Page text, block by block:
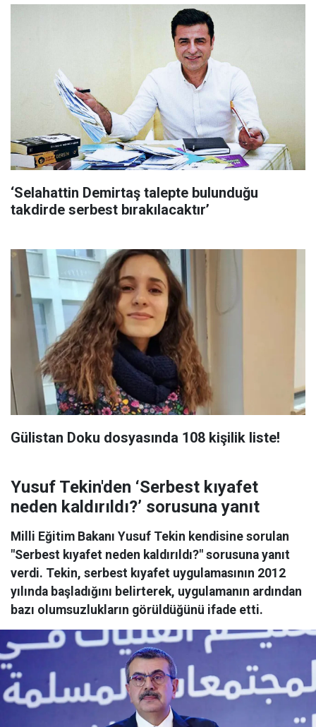
‘Selahattin Demirtaş talepte bulunduğu
takdirde serbest bırakılacaktır’
Gülistan Doku dosyasında 108 kişilik liste!
Yusuf Tekin'den ‘Serbest kıyafet
neden kaldırıldı?’ sorusuna yanıt
Milli Eğitim Bakanı Yusuf Tekin kendisine sorulan
"Serbest kıyafet neden kaldırıldı?" sorusuna yanıt
verdi. Tekin, serbest kıyafet uygulamasının 2012
yılında başladığını belirterek, uygulamanın ardından
bazı olumsuzlukların görüldüğünü ifade etti.